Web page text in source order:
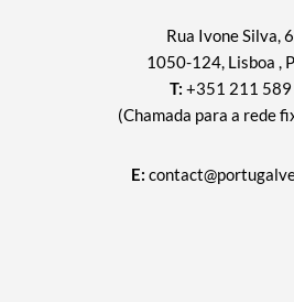
Rua Ivone Silva,
1050-124, Lisboa ,
T: +351 211
(Chamada para a rede
E: